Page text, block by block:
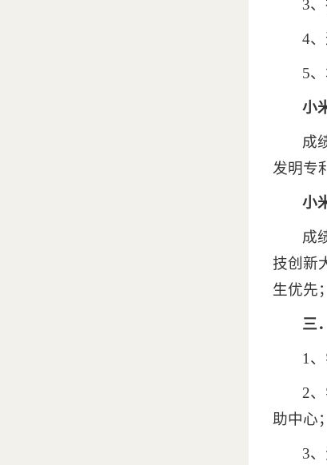
3
4
5
小
成
发明专
小
成
技创新
生优先；
三
1
2
助中心；
3